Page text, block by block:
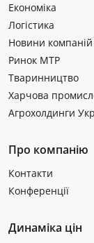
Економіка
Логістика
Новини компаній
Ринок МТР
Тваринництво
Харчова
Агрохолдинги
Про компанію
Контакти
Конференції
Динаміка цін